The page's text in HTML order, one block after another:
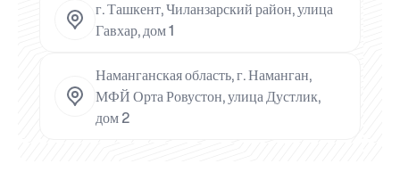
г. Ташкент, Чиланзарский район, улица
Гавхар, дом 1
Наманганская область, г. Наманган,
МФЙ Орта Ровустон, улица Дустлик,
дом 2